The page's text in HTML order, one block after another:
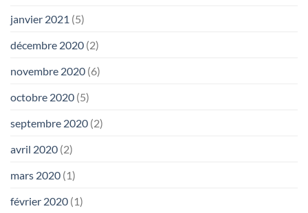
janvier 2021 (5)
décembre 2020 (2)
novembre 2020 (6)
octobre 2020 (5)
septembre 2020 (2)
avril 2020 (2)
mars 2020 (1)
février 2020 (1)